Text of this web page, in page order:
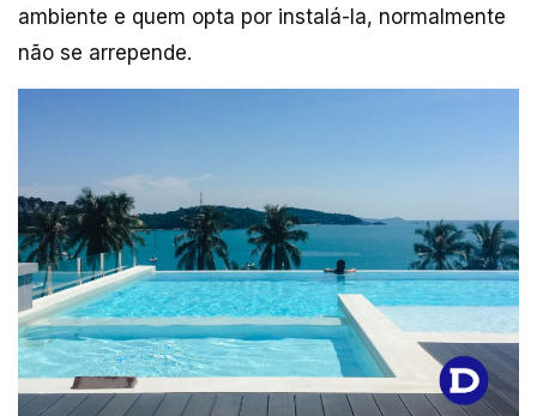
ambiente e quem opta por instalá-la, normalmente
não se arrepende.